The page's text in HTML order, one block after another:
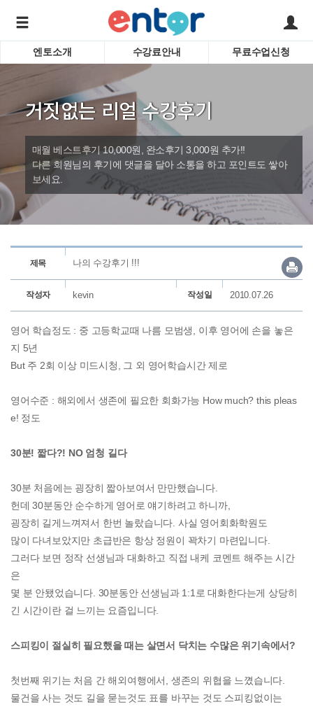
학습도우미 G1
바로가기
서비스안내
강사소개
회사소개
어린이
영자신
수업
엔토소개 수강료안내 무료수업신청
거짓없는 리얼 수강후기
매월 베스트후기 10,000원, 완소후기 3,000원 추가!!
다른 회원님의 후기에 댓글을 달아 소통을 하고 포인트도 쌓아
보세요.
제목 나의 수강후기 !!!
작성자 kevin 작성일 2010.07.26
영어 학습정도 : 중 고등학교때 나름 모범생, 이후 영어에 손을 놓은
지 5년
But 주 2회 이상 미드시청, 그 외 영어학습시간 제로
영어수준 : 해외에서 생존에 필요한 회화가능 How much? this pleas
e! 정도
30분! 짧다?! NO 엄청 길다
30분 처음에는 굉장히 짧아보여서 만만했습니다.
헌데 30분동안 순수하게 영어로 얘기하려고 하니까,
굉장히 길게느껴져서 한번 놀랐습니다. 사실 영어회화학원도
많이 다녀보았지만 초급반은 항상 정원이 꽉차기 마련입니다.
그러다 보면 정작 선생님과 대화하고 직접 내케 코멘트 해주는 시간
은
몇 분 안됐었습니다. 30분동안 선생님과 1:1로 대화한다는게 상당히
긴 시간이란 걸 느끼는 요즘입니다.
스피킹이 절실히 필요했을 때는 살면서 닥치는 수많은 위기속에서?
첫번째 위기는 처음 간 해외여행에서, 생존의 위협을 느꼈습니다.
물건을 사는 것도 길을 묻는것도 표를 바꾸는 것도 스피킹없이는